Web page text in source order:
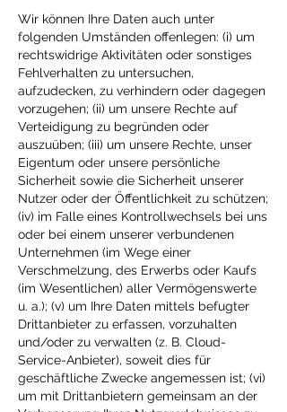
Wir können Ihre Daten auch unter
folgenden Umständen offenlegen: (i) um
rechtswidrige Aktivitäten oder sonstiges
Fehlverhalten zu untersuchen,
aufzudecken, zu verhindern oder dagegen
vorzugehen; (ii) um unsere Rechte auf
Verteidigung zu begründen oder
auszuüben; (iii) um unsere Rechte, unser
Eigentum oder unsere persönliche
Sicherheit sowie die Sicherheit unserer
Nutzer oder der Öffentlichkeit zu schützen;
(iv) im Falle eines Kontrollwechsels bei uns
oder bei einem unserer verbundenen
Unternehmen (im Wege einer
Verschmelzung, des Erwerbs oder Kaufs
(im Wesentlichen) aller Vermögenswerte
u. a.); (v) um Ihre Daten mittels befugter
Drittanbieter zu erfassen, vorzuhalten
und/oder zu verwalten (z. B. Cloud-
Service-Anbieter), soweit dies für
geschäftliche Zwecke angemessen ist; (vi)
um mit Drittanbietern gemeinsam an der